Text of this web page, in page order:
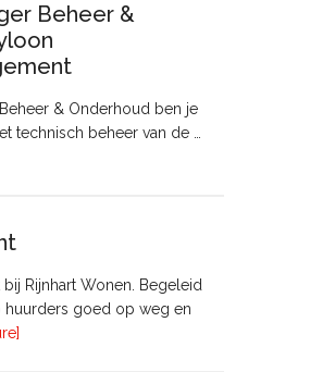
Beheer &
& Onderhoud ben je
technisch beheer van de …
Rijnhart Wonen. Begeleid
huurders goed op weg en